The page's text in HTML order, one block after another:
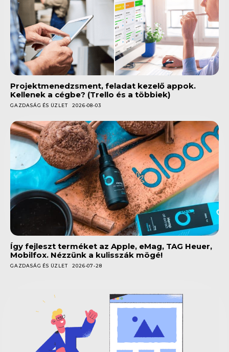
Projektmenedzsment, feladat kezelő appok.
Kellenek a cégbe? (Trello és a többiek)
GAZDASÁG ÉS ÜZLET 2026-08-03
Így fejleszt terméket az Apple, eMag, TAG Heuer,
Mobilfox. Nézzünk a kulisszák mögé!
GAZDASÁG ÉS ÜZLET 2026-07-28